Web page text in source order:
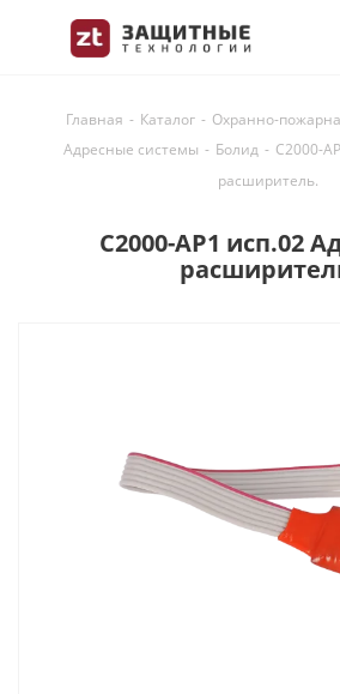
Главная - Каталог - Охранно-
Адресные системы - Болид - С2000-
расширитель.
С2000-АР1 исп.02